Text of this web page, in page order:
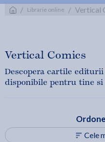
/ Librarie online / Vertical
Vertical Comics
Descopera cartile
disponibile pentru tine
Cele